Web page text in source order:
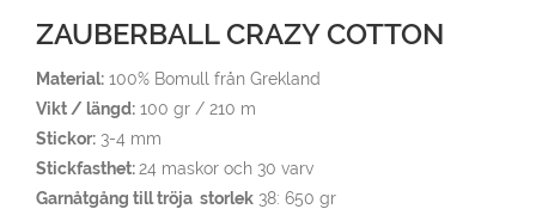
ZAUBERBALL CRAZY COTTON
Material: 100% Bomull från Grekland
Vikt / längd: 100 gr / 210 m
Stickor: 3-4 mm
Stickfasthet: 24 maskor och 30 varv
Garnåtgång till tröja storlek 38: 650 gr